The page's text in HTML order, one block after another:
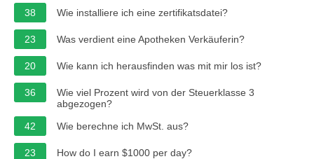
38 Wie installiere ich eine zertifikatsdatei?
23 Was verdient eine Apotheken Verkäuferin?
20 Wie kann ich herausfinden was mit mir los ist?
36
Wie viel Prozent wird von der Steuerklasse 3
abgezogen?
42
Wie berechne ich MwSt. aus?
23 How do I earn $1000 per day?